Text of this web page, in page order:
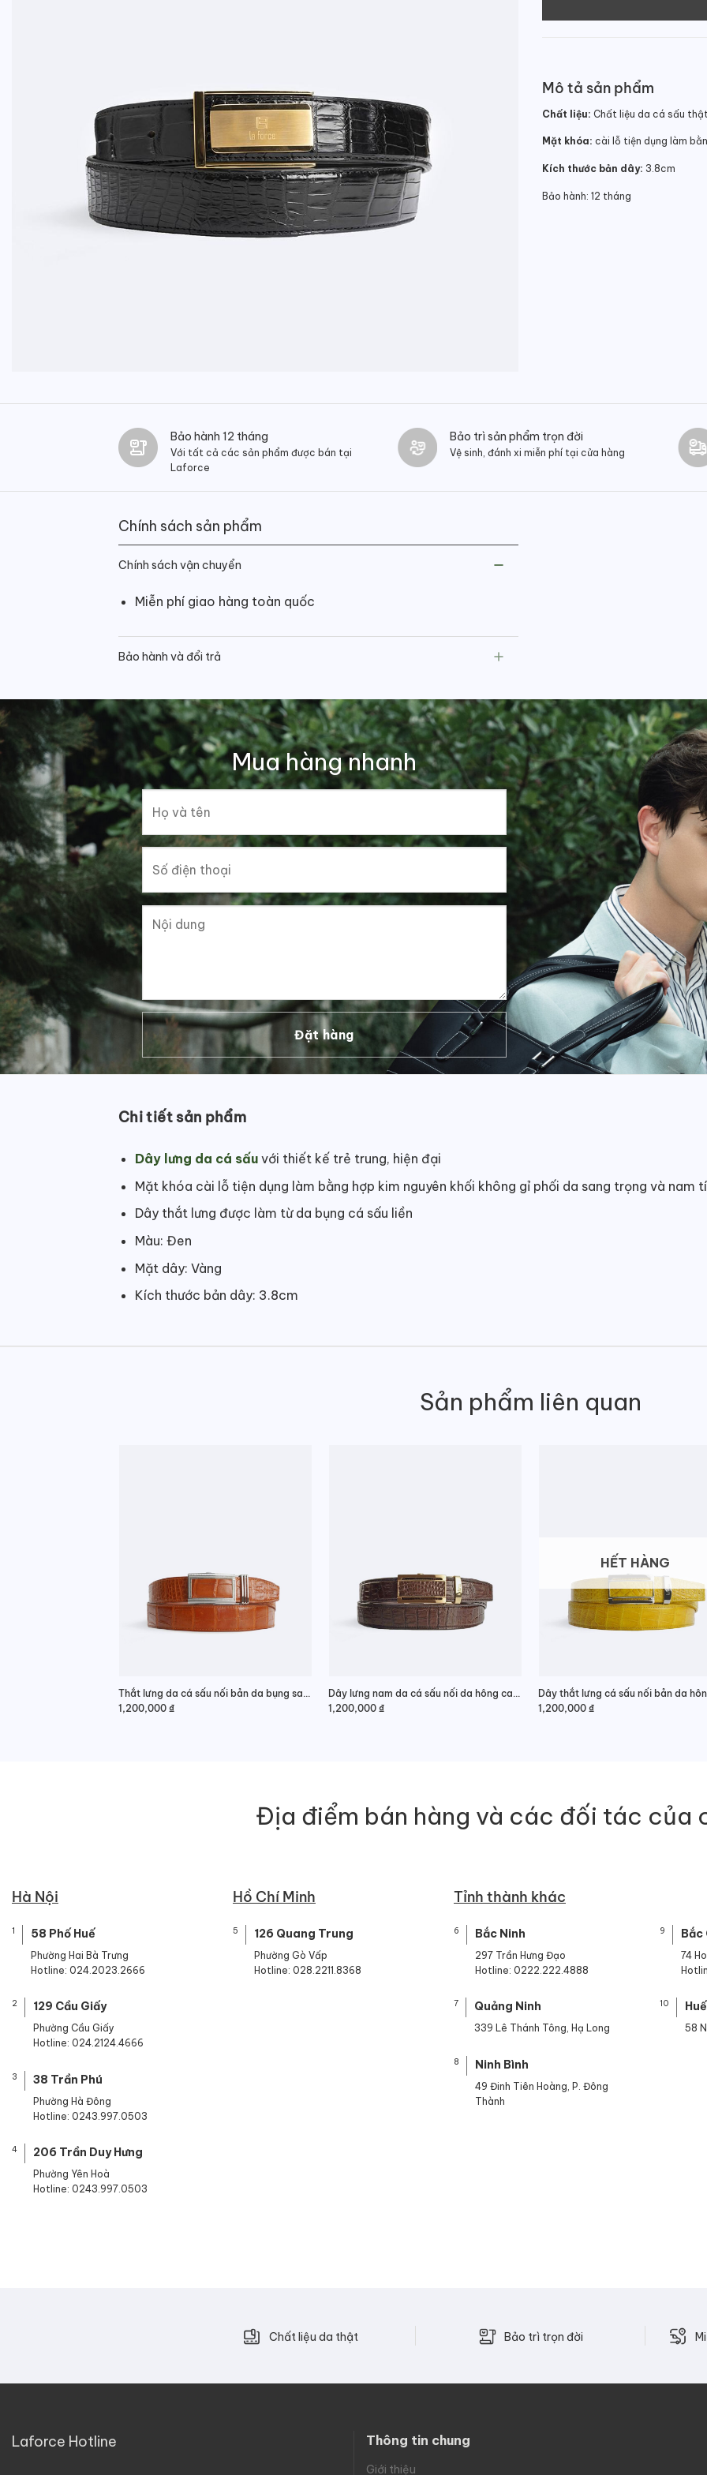
Mô tả sản phẩm
Chất liệu: Chất liệu da cá sấu
Mặt khóa: cài lỗ tiện dụng làm
Kích thước bản dây: 3.8cm
Bảo hành: 12 tháng
Bảo hành 12 tháng
Với tất cả các sản phẩm được bán tại
Laforce
Bảo trì sản phẩm trọn đời
Vệ sinh, đánh xi miễn phí tại cửa hàng
Chính sách sản phẩm
Chính sách vận chuyển
Miễn phí giao hàng toàn quốc
Bảo hành và đổi trả
Mua hàng nhanh
Chi tiết sản phẩm
Dây lưng da cá sấuvới thiết kế trẻ trung, hiện đại
Mặt khóa cài lỗ tiện dụng làm bằng hợp kim nguyên khối không gỉ phối da sang trọng và nam
Dây thắt lưng được làm từ da bụng cá sấu liền
Màu: Đen
Mặt dây: Vàng
Kích thước bản dây: 3.8cm
Sản phẩm liên quan
Thắt lưng da cá sấu nối bản da bụng sang trọng
1,200,000 ₫
Dây lưng nam da cá sấu nối da hông cao cấp
1,200,000 ₫
HẾT HÀNG
1,200,000 ₫
Địa điểm bán hàng và các đối tác của
Hà Nội
1 58 Phố Huế
Phường Hai Bà Trưng
Hotline: 024.2023.2666
2 129 Cầu Giấy
Phường Cầu Giấy
Hotline: 024.2124.4666
3 38 Trần Phú
Phường Hà Đông
Hotline: 0243.997.0503
4 206 Trần Duy Hưng
Phường Yên Hoà
Hotline: 0243.997.0503
Hồ Chí Minh
5 126 Quang Trung
Phường Gò Vấp
Hotline: 028.2211.8368
Tỉnh thành khác
6 Bắc Ninh
297 Trần Hưng Đạo
Hotline: 0222.222.4888
7 Quảng Ninh
339 Lê Thánh Tông, Hạ Long
8 Ninh Bình
49 Đinh Tiên Hoàng, P. Đông
Thành
9 Bắc
74
10 Huế
58
Chất liệu da thật Bảo trì trọn đời
Laforce Hotline Thông tin chung
Giới thiệu